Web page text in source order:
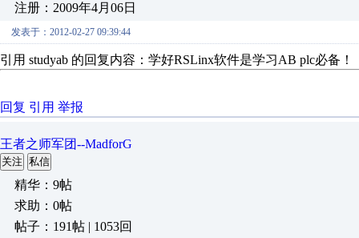
注册：2009年4月06日
发表于：2012-02-27 09:39:44
引用 studyab 的回复内容：学好RSLinx软件是学习AB plc必备！
回复 引用 举报
王者之师军团--MadforG
关注 私信
精华：9帖
求助：0帖
帖子：191帖 | 1053回